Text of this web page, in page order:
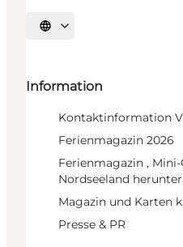
Sprache auswählen
Information
Kontaktinformation
Ferienmagazin 2026
Ferienmagazin ,
Nordseeland
Magazin und Karten
Presse & PR